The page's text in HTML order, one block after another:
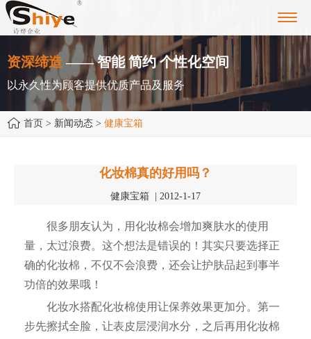
资深缔造 —— 智能 简约 个性化空间
以永久性为顾客提供优质产品及服务
首页 > 新闻动态 > 健康宝箱
化妆棉真的好用吗？
健康宝箱 | 2012-1-17
很多朋友认为，用化妆棉会增加爽肤水的使用
量，太过浪费。这个想法是错误的！其实只要选择正
确的化妆棉，不仅不会浪费，还会让护肤品起到事半
功倍的效果哦！
化妆水搭配化妆棉使用让保养效果更加分。第一
步先擦拭全脸，让表皮层浸润水分，之后再用化妆棉